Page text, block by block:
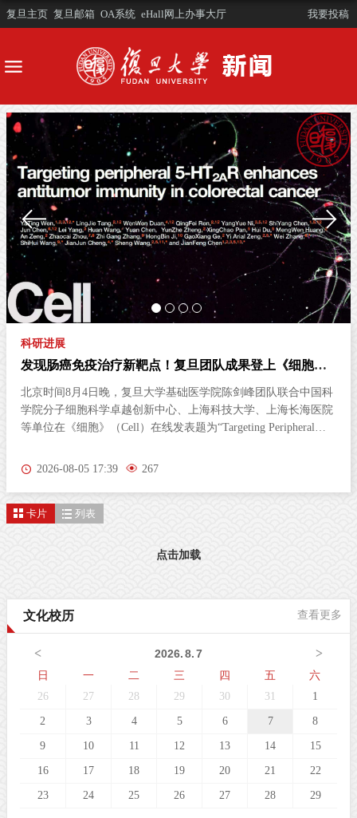
复旦主页 复旦邮箱 OA系统 eHall网上办事大厅 我要投稿
科研进展
发现肠癌免疫治疗新靶点！复旦团队成果登上《细胞》
杂志
北京时间8月4日晚，复旦大学基础医学院陈剑峰团队联合中国科
学院分子细胞科学卓越创新中心、上海科技大学、上海长海医院
等单位在《细胞》（Cell）在线发表题为“Targeting Peripheral
向外周5-HT2AR增强结直肠癌抗肿瘤免疫）”的研究论文。这项
5-HT2AR，能够开启肠道神经与免疫细胞之间的“神秘对话”，唤
升结直肠癌的治疗效果。该发现为结直肠癌的临床治疗提供了新
疫检查点抑制剂在肿瘤治疗方面表现突出。然而，85%以上的
CRC病人属于微卫星稳定型（MSS）“冷肿瘤”，其肿瘤微环境中
应。这一困境，已成为临床治疗的主
2026-08-05 17:39 267
卡片 列表
点击加载
文化校历 查看更多
< >
2026.8.7
日
一 二 三 四 五 六
26 27 28 29 30 31 1
2 3 4 5 6 7 8
9 10 11 12 13 14 15
16 17 18 19 20 21 22
23 24 25 26 27 28 29